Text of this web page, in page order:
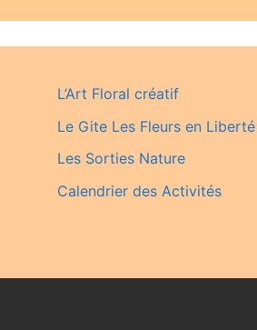
L’Art Floral créatif
Le Gite Les Fleurs en Liberté
Les Sorties Nature
Calendrier des Activités